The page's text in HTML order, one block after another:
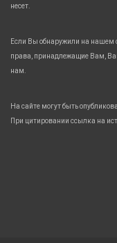
несет.
Если Вы обнаружили на нашем
права, принадлежащие Вам,
нам.
На сайте могут быть
При цитировании ссылка на